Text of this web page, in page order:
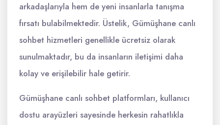
arkadaşlarıyla hem de yeni insanlarla tanışma
fırsatı bulabilmektedir. Üstelik, Gümüşhane canlı
sohbet hizmetleri genellikle ücretsiz olarak
sunulmaktadır, bu da insanların iletişimi daha
kolay ve erişilebilir hale getirir.
Gümüşhane canlı sohbet platformları, kullanıcı
dostu arayüzleri sayesinde herkesin rahatlıkla